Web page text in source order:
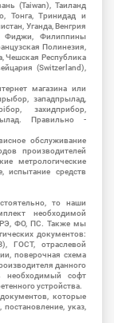
(Taiwan), Таиланд
Тонга, Тринидад и
Уганда, Венгрия
Фиджи, Филиппины
Полинезия,
Чешская Республика
(Switzerland),
магазина или
западпрылад,
захидприбор,
Правильно -
обслуживание
производителей
метрологические
испытание средств
то наши
необходимой
РЭ, ФО, ПС. Также мы
документов:
ГОСТ, отраслевой
поверочная схема
данного
необходимый софт
устройства.
которые
указ,